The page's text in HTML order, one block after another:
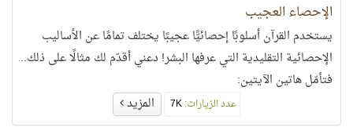
الإحصاء العجيب
يستخدم القرآن أسلوبًا إحصائيًّا عجيبًا يختلف تمامًا عن الأساليب
الإحصائية التقليدية التي عرفها البشر! دعني أقدّم لك مثالًا على ذلك..
فتأمّل هاتين الآيتين:
عدد الزيارات: المزيد